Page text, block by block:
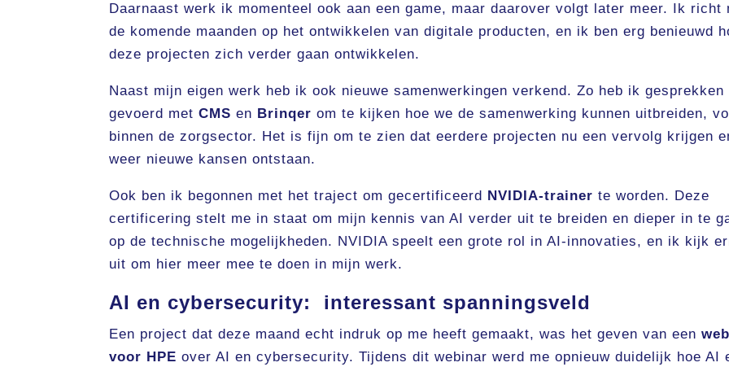
Daarnaast werk ik momenteel ook aan een game, maar daarover volgt later meer. Ik richt
de komende maanden op het ontwikkelen van digitale producten, en ik ben erg benieuwd
deze projecten zich verder gaan ontwikkelen.
Naast mijn eigen werk heb ik ook nieuwe samenwerkingen verkend. Zo heb ik gesprekken
gevoerd metCMS en Brinqer om te kijken hoe we de samenwerking kunnen uitbreiden,
binnen de zorgsector. Het is fijn om te zien dat eerdere projecten nu een vervolg krijgen
weer nieuwe kansen ontstaan.
Ook ben ik begonnen met het traject om gecertificeerd NVIDIA-trainer te worden. Deze
certificering stelt me in staat om mijn kennis van AI verder uit te breiden en dieper in te
op de technische mogelijkheden. NVIDIA speelt een grote rol in AI-innovaties, en ik kijk
uit om hier meer mee te doen in mijn werk.
AI en cybersecurity: interessant spanningsveld
Een project dat deze maand echt indruk op me heeft gemaakt, was het geven van een
voor HPE over AI en cybersecurity. Tijdens dit webinar werd me opnieuw duidelijk hoe AI